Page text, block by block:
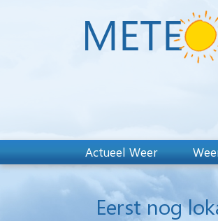
Actueel Weer
Eerst nog